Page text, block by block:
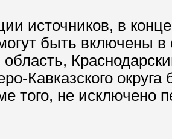
источников, в
быть включены в
область,
Кавказского
того, не исключено